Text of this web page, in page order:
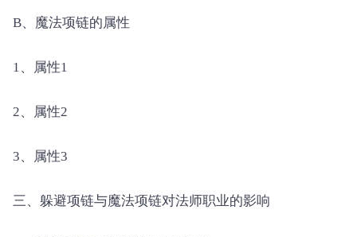
B、魔法项链的属性
1、属性1
2、属性2
3、属性3
三、躲避项链与魔法项链对法师职业的影响